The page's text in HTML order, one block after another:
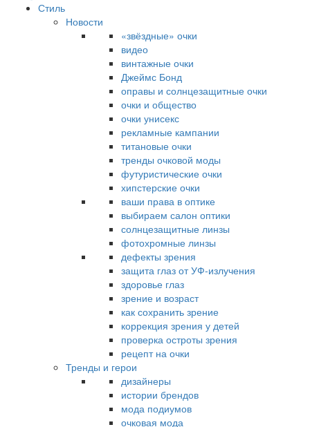
Стиль
Новости
«звёздные» очки
видео
винтажные очки
Джеймс Бонд
оправы и солнцезащитные очки
очки и общество
очки унисекс
рекламные кампании
титановые очки
тренды очковой моды
футуристические очки
хипстерские очки
ваши права в оптике
выбираем салон оптики
солнцезащитные линзы
фотохромные линзы
дефекты зрения
защита глаз от УФ-излучения
здоровье глаз
зрение и возраст
как сохранить зрение
коррекция зрения у детей
проверка остроты зрения
рецепт на очки
Тренды и герои
дизайнеры
истории брендов
мода подиумов
очковая мода